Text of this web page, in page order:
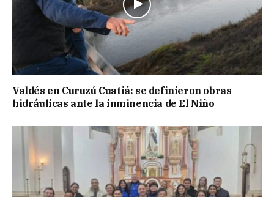
Valdés en Curuzú Cuatiá: se definieron obras
hidráulicas ante la inminencia de El Niño